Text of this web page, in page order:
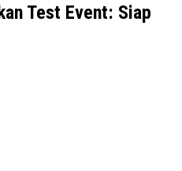
Test Event: Siap